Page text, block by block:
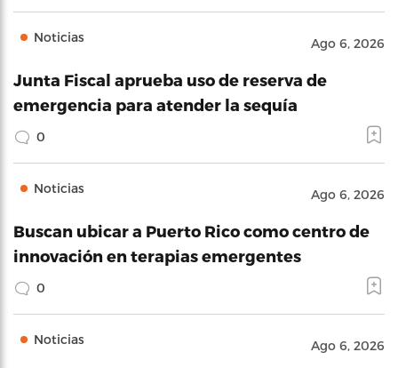
Noticias Ago 6, 2026
Junta Fiscal aprueba uso de reserva de
emergencia para atender la sequía
0
Noticias Ago 6, 2026
Buscan ubicar a Puerto Rico como centro de
innovación en terapias emergentes
0
Noticias Ago 6, 2026